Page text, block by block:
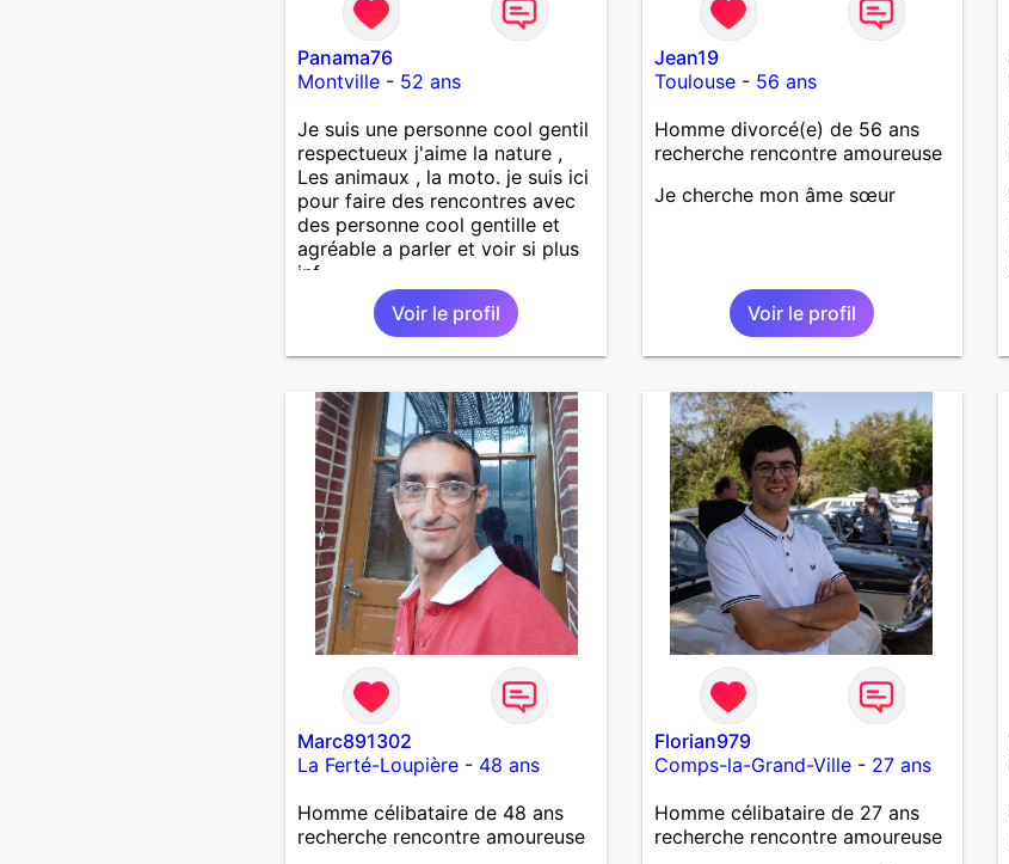
Panama76
Montville- 52 ans
Je suis une personne cool gentil
respectueux j'aime la nature ,
Les animaux , la moto. je suis ici
pour faire des rencontres avec
des personne cool gentille et
agréable a parler et voir si plus
inf
Voir le profil
Jean19
Toulouse- 56 ans
Homme divorcé(e) de 56 ans
recherche rencontre amoureuse
Je cherche mon âme sœur
Voir le profil
Marc891302
La Ferté-Loupière- 48 ans
Homme célibataire de 48 ans
recherche rencontre amoureuse
Florian979
Comps-la-Grand-Ville- 27 ans
Homme célibataire de 27 ans
recherche rencontre amoureuse